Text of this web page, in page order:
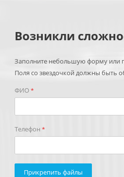
Возникли
Заполните небольшую форму или
Поля со звездочкой должны быть
ФИО*
Телефон *
Прикрепить файлы